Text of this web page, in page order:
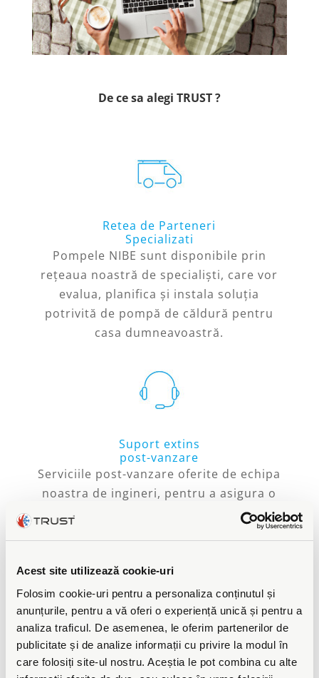
Acest site utilizează cookie-uri
Folosim cookie-uri pentru a personaliza conținutul și
anunțurile, pentru a vă oferi o experiență unică și pentru a
analiza traficul. De asemenea, le oferim partenerilor de
publicitate și de analize informații cu privire la modul în
care folosiți site-ul nostru. Aceștia le pot combina cu alte
De ce sa alegi TRUST ?
Retea de Parteneri
Specializati
Pompele NIBE sunt disponibile prin
rețeaua noastră de specialiști, care vor
evalua, planifica și instala soluția
potrivită de pompă de căldură pentru
casa dumneavoastră.
Suport extins
post-vanzare
Serviciile post-vanzare oferite de echipa
noastra de ingineri, pentru a asigura o
durabilitate si o fiabilitate crescuta in
Specialisti in pompe de
caldura
In calitate de specialisti ne mandrim cu